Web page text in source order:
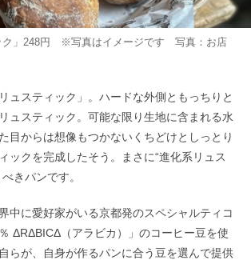
ク」248円 ※写真はイメージです 写真：お店
ュスティック」。ハードな外側ともっちりと
ュスティック。可能な限り生地に含まれる水
目からは想像もつかないくちどけとしっとり
ックを完成したそう。まさに“進化系リュス
きパンです。
中に愛好家がいる京都発のスペシャルティコ
ΔRΔBICΔ（アラビカ）」のコーヒー豆を使
らが、自身が作るパンに合う豆を選んで提供